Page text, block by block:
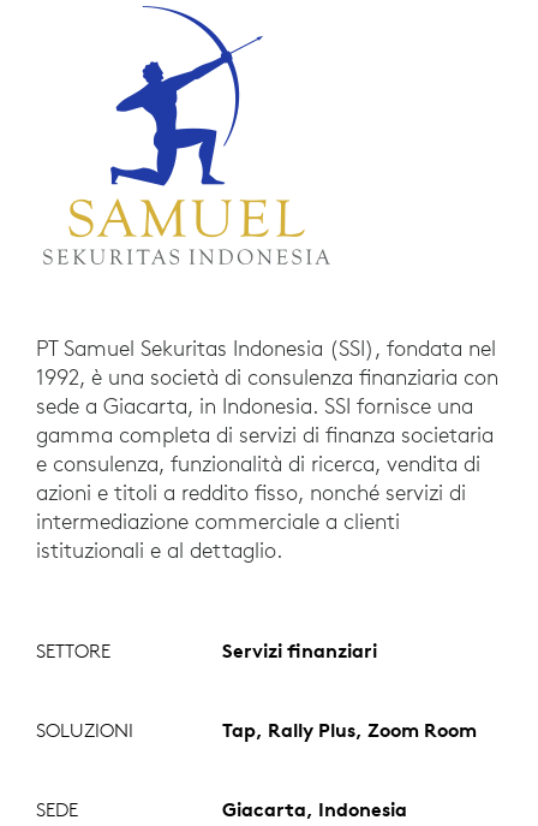
PT Samuel Sekuritas Indonesia (SSI), fondata nel
1992, è una società di consulenza finanziaria con
sede a Giacarta, in Indonesia. SSI fornisce una
gamma completa di servizi di finanza societaria
e consulenza, funzionalità di ricerca, vendita di
azioni e titoli a reddito fisso, nonché servizi di
intermediazione commerciale a clienti
istituzionali e al dettaglio.
SETTORE Servizi finanziari
SOLUZIONI Tap, Rally Plus, Zoom Room
SEDE Giacarta, Indonesia